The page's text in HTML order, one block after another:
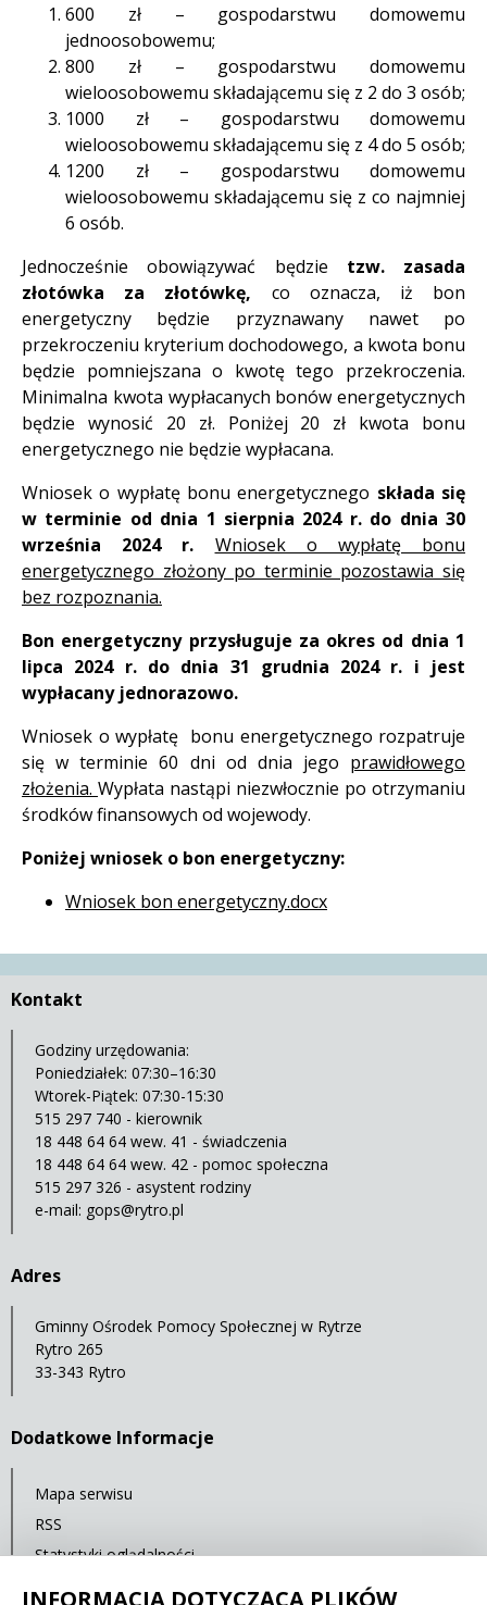
600 zł – gospodarstwu domowemu
jednoosobowemu;
800 zł – gospodarstwu domowemu
wieloosobowemu składającemu się z 2 do 3 osób;
1000 zł – gospodarstwu domowemu
wieloosobowemu składającemu się z 4 do 5 osób;
1200 zł – gospodarstwu domowemu
wieloosobowemu składającemu się z co najmniej
6 osób.
Jednocześnie obowiązywać będzie tzw. zasada
złotówka za złotówkę, co oznacza, iż bon
energetyczny będzie przyznawany nawet po
przekroczeniu kryterium dochodowego, a kwota bonu
będzie pomniejszana o kwotę tego przekroczenia.
Minimalna kwota wypłacanych bonów energetycznych
będzie wynosić 20 zł. Poniżej 20 zł kwota bonu
energetycznego nie będzie wypłacana.
Wniosek o wypłatę bonu energetycznego składa się
w terminie od dnia 1 sierpnia 2024 r. do dnia 30
września 2024 r.
Wniosek o wypłatę bonu
energetycznego złożony po terminie pozostawia się
bez rozpoznania.
Bon energetyczny przysługuje za okres od dnia 1
lipca 2024 r. do dnia 31 grudnia 2024 r. i jest
wypłacany jednorazowo.
Wniosek o wypłatę bonu energetycznego rozpatruje
się w terminie 60 dni od dnia jego prawidłowego
złożenia. Wypłata nastąpi niezwłocznie po otrzymaniu
środków finansowych od wojewody.
Poniżej wniosek o bon energetyczny:
Wniosek bon energetyczny.docx
Kontakt
Godziny urzędowania:
Poniedziałek: 07:30–16:30
Wtorek-Piątek: 07:30-15:30
515 297 740 - kierownik
18 448 64 64 wew. 41 - świadczenia
18 448 64 64 wew. 42 - pomoc społeczna
515 297 326 - asystent rodziny
e-mail: gops@rytro.pl
Adres
Gminny Ośrodek Pomocy Społecznej w Rytrze
Rytro 265
33-343 Rytro
Dodatkowe Informacje
Mapa serwisu
RSS
Statystyki oglądalności